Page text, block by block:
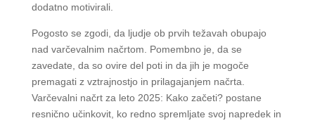
dodatno motivirali.
Pogosto se zgodi, da ljudje ob prvih težavah obupajo
nad varčevalnim načrtom. Pomembno je, da se
zavedate, da so ovire del poti in da jih je mogoče
premagati z vztrajnostjo in prilagajanjem načrta.
Varčevalni načrt za leto 2025: Kako začeti? postane
resnično učinkovit, ko redno spremljate svoj napredek in